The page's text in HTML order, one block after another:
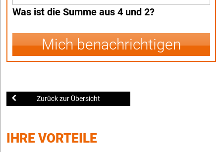
Was ist die Summe aus 4 und 2?
Mich benachrichtigen
Zurück zur Übersicht
IHRE VORTEILE